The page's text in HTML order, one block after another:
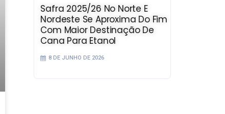
Safra 2025/26 No Norte E
Nordeste Se Aproxima Do Fim
Com Maior Destinação De
Cana Para Etanol
8 DE JUNHO DE 2026